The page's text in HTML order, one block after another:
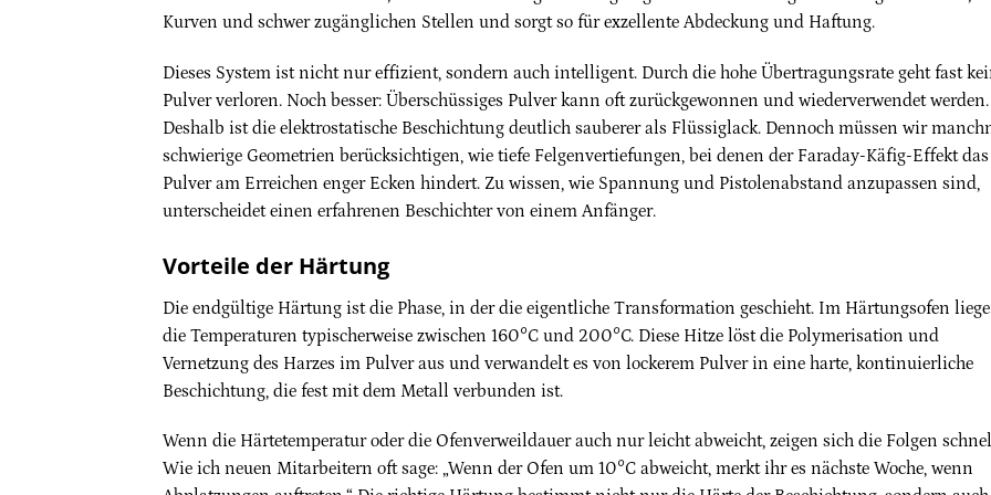
Kurven und schwer zugänglichen Stellen und sorgt so für exzellente Abdeckung und Haftung.
Dieses System ist nicht nur effizient, sondern auch intelligent. Durch die hohe Übertragungsrate geht fast
Pulver verloren. Noch besser: Überschüssiges Pulver kann oft zurückgewonnen und wiederverwendet werden.
Deshalb ist die elektrostatische Beschichtung deutlich sauberer als Flüssiglack. Dennoch müssen wir
schwierige Geometrien berücksichtigen, wie tiefe Felgenvertiefungen, bei denen der Faraday-Käfig-Effekt das
Pulver am Erreichen enger Ecken hindert. Zu wissen, wie Spannung und Pistolenabstand anzupassen sind,
unterscheidet einen erfahrenen Beschichter von einem Anfänger.
Vorteile der Härtung
Die endgültige Härtung ist die Phase, in der die eigentliche Transformation geschieht. Im Härtungsofen
die Temperaturen typischerweise zwischen 160°C und 200°C. Diese Hitze löst die Polymerisation und
Vernetzung des Harzes im Pulver aus und verwandelt es von lockerem Pulver in eine harte, kontinuierliche
Beschichtung, die fest mit dem Metall verbunden ist.
Wenn die Härtetemperatur oder die Ofenverweildauer auch nur leicht abweicht, zeigen sich die Folgen
Wie ich neuen Mitarbeitern oft sage: „Wenn der Ofen um 10°C abweicht, merkt ihr es nächste Woche, wenn